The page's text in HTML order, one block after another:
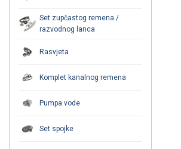
Set zupčastog remena /
razvodnog lanca
Rasvjeta
Komplet kanalnog remena
Pumpa vode
Set spojke